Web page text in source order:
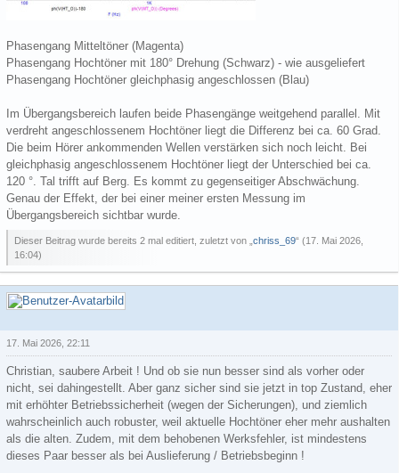
Phasengang Mitteltöner (Magenta)
Phasengang Hochtöner mit 180° Drehung (Schwarz) - wie ausgeliefert
Phasengang Hochtöner gleichphasig angeschlossen (Blau)
Im Übergangsbereich laufen beide Phasengänge weitgehend parallel. Mit
verdreht angeschlossenem Hochtöner liegt die Differenz bei ca. 60 Grad.
Die beim Hörer ankommenden Wellen verstärken sich noch leicht. Bei
gleichphasig angeschlossenem Hochtöner liegt der Unterschied bei ca.
120 °. Tal trifft auf Berg. Es kommt zu gegenseitiger Abschwächung.
Genau der Effekt, der bei einer meiner ersten Messung im
Übergangsbereich sichtbar wurde.
Dieser Beitrag wurde bereits 2 mal editiert, zuletzt von „ chriss_69“ (17. Mai 2026,
16:04)
kugel-balu
17. Mai 2026, 22:11
Christian, saubere Arbeit ! Und ob sie nun besser sind als vorher oder
nicht, sei dahingestellt. Aber ganz sicher sind sie jetzt in top Zustand, eher
mit erhöhter Betriebssicherheit (wegen der Sicherungen), und ziemlich
wahrscheinlich auch robuster, weil aktuelle Hochtöner eher mehr aushalten
als die alten. Zudem, mit dem behobenen Werksfehler, ist mindestens
dieses Paar besser als bei Auslieferung / Betriebsbeginn !